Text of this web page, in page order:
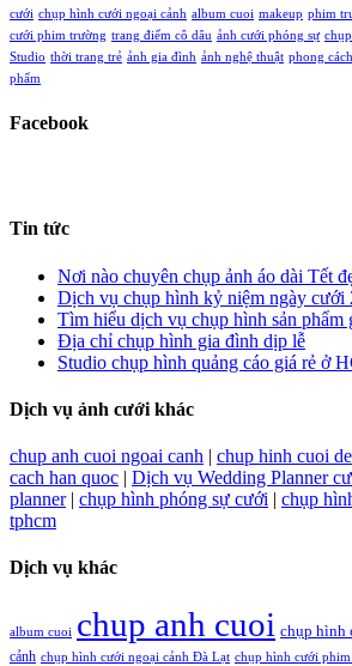
cưới chụp hình cưới ngoại cảnh album cuoi makeup phim
cưới phim trường trang điểm cô dâu ảnh cưới phóng sự
Studio thời trang trẻ ảnh gia đình ảnh nghệ thuật phong
phẩm
Facebook
Tin tức
Nơi nào chuyên chụp ảnh áo dài Tết
Dịch vụ chụp hình kỷ niệm ngày cưới
Tìm hiểu dịch vụ chụp hình sản phẩm
Địa chỉ chụp hình gia đình dịp lễ
Studio chụp hình quảng cáo giá rẻ ở
Dịch vụ ảnh cưới khác
chup anh cuoi ngoai canh | chup hinh cuoi
cach han quoc | Dịch vụ Wedding Planner
planner| chụp hình phóng sự cưới | chụp
tphcm
Dịch vụ khác
album cuoi chup anh cuoi chụp hình
cảnh chụp hình cưới ngoại cảnh Đà Lạt chụp hình cưới